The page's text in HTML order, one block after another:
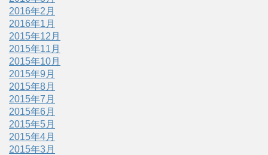
2016年2月
2016年1月
2015年12月
2015年11月
2015年10月
2015年9月
2015年8月
2015年7月
2015年6月
2015年5月
2015年4月
2015年3月